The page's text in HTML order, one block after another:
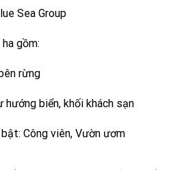
Sea Group
gồm:
rừng
hướng biển, khối khách sạn
Công viên, Vườn ươm